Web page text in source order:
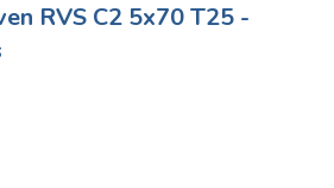
RVS C2 5x70 T25 -